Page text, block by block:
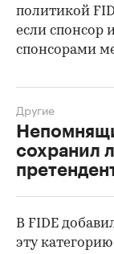
политикой
если спонсор
спонсорами
сохранил
Другие
В FIDE
эту